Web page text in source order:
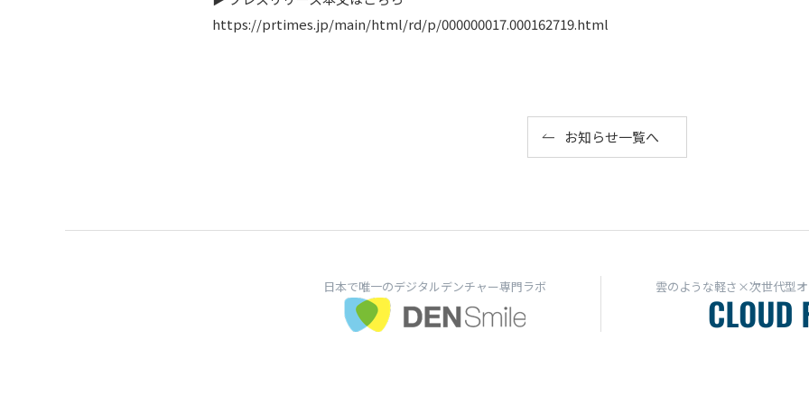
https://prtimes.jp/main/html/rd/p/000000017.000162719.html
お知らせ一覧へ
日本で唯一のデジタルデンチャー専門ラボ 雲のような軽さ×次世代型